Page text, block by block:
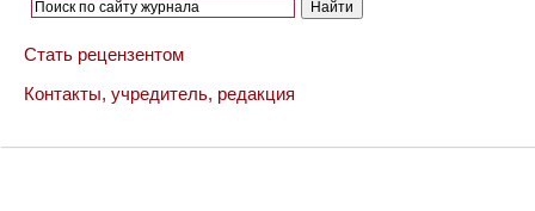
Стать рецензентом
Контакты, учредитель, редакция